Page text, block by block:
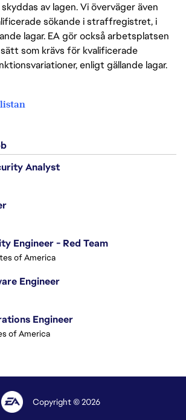
av lagen. Vi överväger även
sökande i straffregistret, i
lagar. EA gör också arbetsplatsen
som krävs för kvalificerade
enligt gällande lagar.
Analyst
Engineer - Red Team
of America
Engineer
Engineer
of America
Copyright © 2026